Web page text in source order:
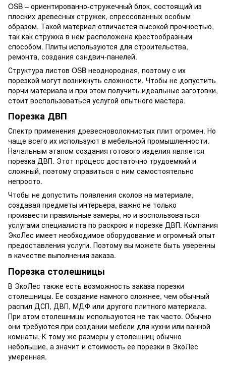
OSB – ориентированно-стружечный блок, состоящий из
плоских древесных стружек, спрессованных особым
образом. Такой материал отличается высокой прочностью,
так как стружка в нем расположена крестообразным
способом. Плиты используются для строительства,
ремонта, создания сэндвич-панелей.
Структура листов OSB неоднородная, поэтому с их
порезкой могут возникнуть сложности. Чтобы не допустить
порчи материала и при этом получить идеальные заготовки,
стоит воспользоваться услугой опытного мастера.
Порезка ДВП
Спектр применения древесноволокнистых плит огромен. Но
чаще всего их используют в мебельной промышленности.
Начальным этапом создания готового изделия является
порезка ДВП. Этот процесс достаточно трудоемкий и
сложный, поэтому справиться с ним самостоятельно
непросто.
Чтобы не допустить появления сколов на материале,
создавая предметы интерьера, важно не только
произвести правильные замеры, но и воспользоваться
услугами специалиста по раскрою и порезке ДВП. Компания
ЭкоЛес имеет необходимое оборудование и огромный опыт
предоставления услуги. Поэтому вы можете быть уверенны
в качестве выполнения заказа.
Порезка столешницы
В ЭкоЛес также есть возможность заказа порезки
столешницы. Ее создание намного сложнее, чем обычный
распил ДСП, ДВП, МДФ или другого плитного материала.
При этом столешницы используются не так часто. Обычно
они требуются при создании мебели для кухни или ванной
комнаты. К тому же размеры у столешниц обычно
небольшие, а значит и стоимость ее порезки в ЭкоЛес
умеренная.